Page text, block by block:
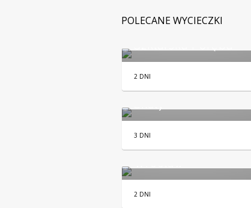
POLECANE WYCIECZKI
2 DNI
Wrocław i Błędne
3 DNI
2 DNI